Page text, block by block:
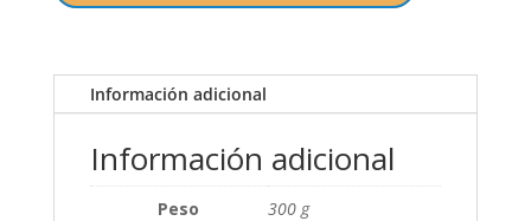
Información adicional
Información adicional
Peso
300 g